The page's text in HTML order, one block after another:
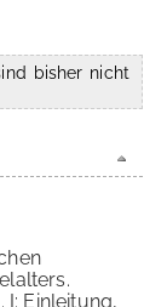
bisher nicht
Einleitung,